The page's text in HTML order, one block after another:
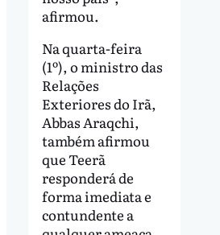
afirmou.
Na quarta-feira
(1º), o ministro das
Relações
Exteriores do Irã,
Abbas Araqchi,
também afirmou
que Teerã
responderá de
forma imediata e
contundente a